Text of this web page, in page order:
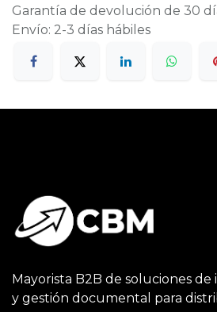
Garantía de devolución de 30
Envío: 2-3 días hábiles
Mayorista B2B de soluciones
y gestión documental para